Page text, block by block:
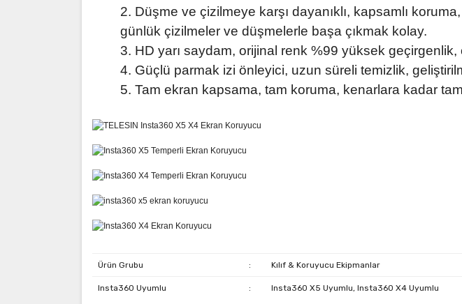
2. Düşme ve çizilmeye karşı dayanıklı, kapsamlı
günlük çizilmeler ve düşmelerle başa çıkmak kolay.
3. HD yarı saydam, orijinal renk %99 yüksek geçirgenlik,
4. Güçlü parmak izi önleyici, uzun süreli temizlik,
5. Tam ekran kapsama, tam koruma, kenarlara kadar
Ürün Grubu : Kılıf & Koruyucu Ekipmanlar
Insta360 Uyumlu : Insta360 X5 Uyumlu, Insta360 X4 Uyumlu